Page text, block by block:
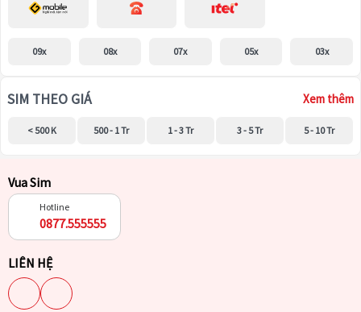
09x 08x 07x 05x 03x
SIM THEO GIÁ Xem thêm
< 500 K 500 - 1 Tr 1 - 3 Tr 3 - 5 Tr 5 - 10 Tr
Vua Sim
Hotline
0877.555555
LIÊN HỆ